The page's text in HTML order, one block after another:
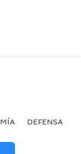
DEFENSA